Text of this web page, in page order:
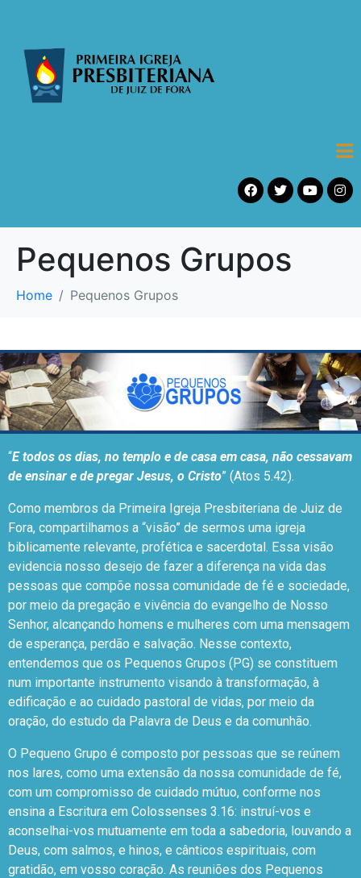
Pequenos Grupos
Home Pequenos Grupos
“E todos os dias, no templo e de casa em casa, não cessavam
de ensinar e de pregar Jesus, o Cristo” (Atos 5.42).
Como membros da Primeira Igreja Presbiteriana de Juiz de
Fora, compartilhamos a “visão” de sermos uma igreja
biblicamente relevante, profética e sacerdotal. Essa visão
evidencia nosso desejo de fazer a diferença na vida das
pessoas que compõe nossa comunidade de fé e sociedade,
por meio da pregação e vivência do evangelho de Nosso
Senhor, alcançando homens e mulheres com uma mensagem
de esperança, perdão e salvação. Nesse contexto,
entendemos que os Pequenos Grupos (PG) se constituem
num importante instrumento visando à transformação, à
edificação e ao cuidado pastoral de vidas, por meio da
oração, do estudo da Palavra de Deus e da comunhão.
O Pequeno Grupo é composto por pessoas que se reúnem
nos lares, como uma extensão da nossa comunidade de fé,
com um compromisso de cuidado mútuo, conforme nos
ensina a Escritura em Colossenses 3.16: instruí-vos e
aconselhai-vos mutuamente em toda a sabedoria, louvando a
Deus, com salmos, e hinos, e cânticos espirituais, com
gratidão, em vosso coração. As reuniões dos Pequenos